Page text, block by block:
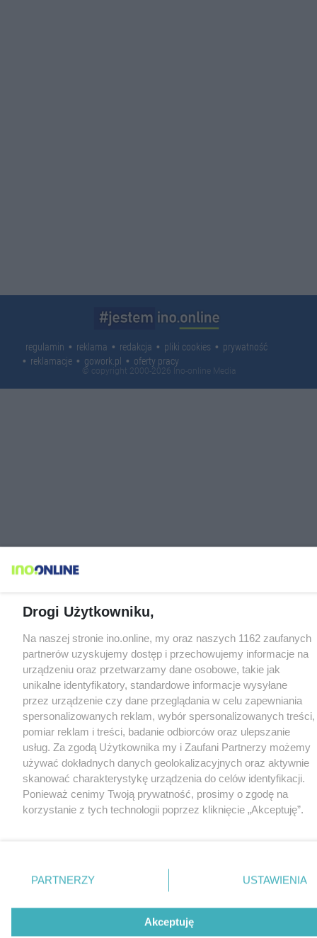
regulamin reklama redakcja pliki cookies
prywatność
reklamacje
gowork.pl oferty pracy
© copyright 2000-2026 Ino-online Media
Drogi Użytkowniku,
Na naszej stronie ino.online, my oraz naszych 1162 zaufanych
partnerów uzyskujemy dostęp i przechowujemy informacje na
urządzeniu oraz przetwarzamy dane osobowe, takie jak
unikalne identyfikatory, standardowe informacje wysyłane
przez urządzenie czy dane przeglądania w celu zapewniania
spersonalizowanych reklam, wybór spersonalizowanych treści,
pomiar reklam i treści, badanie odbiorców oraz ulepszanie
usług. Za zgodą Użytkownika my i Zaufani Partnerzy możemy
używać dokładnych danych geolokalizacyjnych oraz aktywnie
skanować charakterystykę urządzenia do celów identyfikacji.
Ponieważ cenimy Twoją prywatność, prosimy o zgodę na
korzystanie z tych technologii poprzez kliknięcie „Akceptuję”.
nie wymagają zgody użytkownika, ale masz prawo sprzeciwić
się takiemu przetwarzaniu. Preferencje będą miały
Zapoznaj się z poniższymi informacjami, abyś mógł świadomie
PARTNERZY USTAWIENIA
Akceptuję